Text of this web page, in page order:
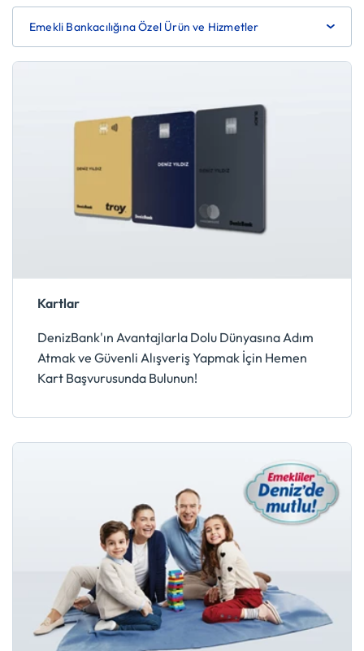
Emekli Bankacılığına Özel Ürün ve Hizmetler
Kartlar
DenizBank'ın Avantajlarla Dolu Dünyasına Adım
Atmak ve Güvenli Alışveriş Yapmak İçin Hemen
Kart Başvurusunda Bulunun!